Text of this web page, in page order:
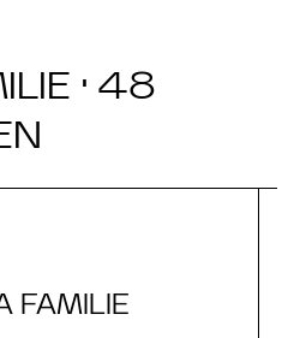
· 48
FAMILIE